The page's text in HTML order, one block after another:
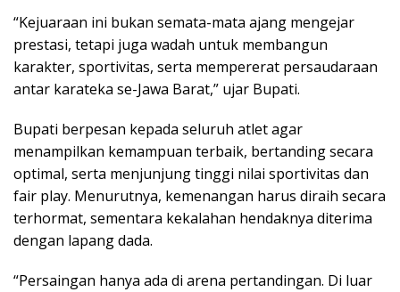
“Kejuaraan ini bukan semata-mata ajang mengejar
prestasi, tetapi juga wadah untuk membangun
karakter, sportivitas, serta mempererat persaudaraan
antar karateka se-Jawa Barat,” ujar Bupati.
Bupati berpesan kepada seluruh atlet agar
menampilkan kemampuan terbaik, bertanding secara
optimal, serta menjunjung tinggi nilai sportivitas dan
fair play. Menurutnya, kemenangan harus diraih secara
terhormat, sementara kekalahan hendaknya diterima
dengan lapang dada.
“Persaingan hanya ada di arena pertandingan. Di luar